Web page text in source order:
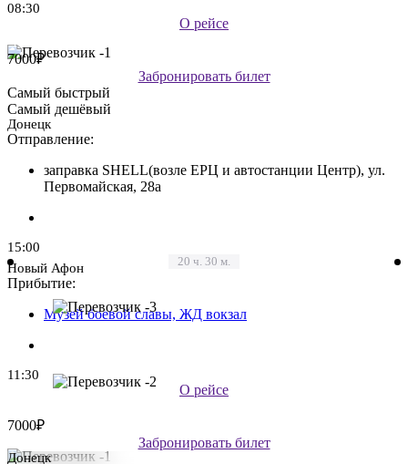
08:30
О рейсе
7000₽
Забронировать билет
Самый быстрый
Самый дешёвый
Донецк
Отправление:
заправка SHELL(возле ЕРЦ и автостанции Центр), ул.
Первомайская, 28а
15:00
20 ч. 30 м.
Новый Афон
Прибытие:
Музей боевой славы, ЖД вокзал
11:30
О рейсе
7000₽
Забронировать билет
Донецк